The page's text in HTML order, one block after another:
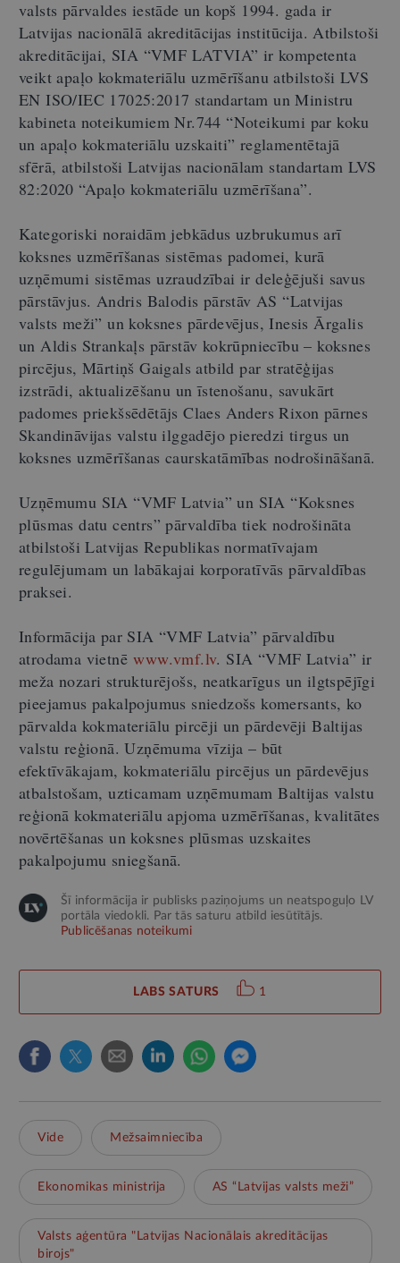
valsts pārvaldes iestāde un kopš 1994. gada ir
Latvijas nacionālā akreditācijas institūcija. Atbilstoši
akreditācijai, SIA “VMF LATVIA” ir kompetenta
veikt apaļo kokmateriālu uzmērīšanu atbilstoši LVS
EN ISO/IEC 17025:2017 standartam un Ministru
kabineta noteikumiem Nr.744 “Noteikumi par koku
un apaļo kokmateriālu uzskaiti” reglamentētajā
sfērā, atbilstoši Latvijas nacionālam standartam LVS
82:2020 “Apaļo kokmateriālu uzmērīšana”.
Kategoriski noraidām jebkādus uzbrukumus arī
koksnes uzmērīšanas sistēmas padomei, kurā
uzņēmumi sistēmas uzraudzībai ir deleģējuši savus
pārstāvjus. Andris Balodis pārstāv AS “Latvijas
valsts meži” un koksnes pārdevējus, Inesis Ārgalis
un Aldis Strankaļs pārstāv kokrūpniecību – koksnes
pircējus, Mārtiņš Gaigals atbild par stratēģijas
izstrādi, aktualizēšanu un īstenošanu, savukārt
padomes priekšsēdētājs Claes Anders Rixon pārnes
Skandināvijas valstu ilggadējo pieredzi tirgus un
koksnes uzmērīšanas caurskatāmības nodrošināšanā.
Uzņēmumu SIA “VMF Latvia” un SIA “Koksnes
plūsmas datu centrs” pārvaldība tiek nodrošināta
atbilstoši Latvijas Republikas normatīvajam
regulējumam un labākajai korporatīvās pārvaldības
praksei.
Informācija par SIA “VMF Latvia” pārvaldību
atrodama vietnē www.vmf.lv. SIA “VMF Latvia” ir
meža nozari strukturējošs, neatkarīgus un ilgtspējīgi
pieejamus pakalpojumus sniedzošs komersants, ko
pārvalda kokmateriālu pircēji un pārdevēji Baltijas
valstu reģionā. Uzņēmuma vīzija – būt
efektīvākajam, kokmateriālu pircējus un pārdevējus
atbalstošam, uzticamam uzņēmumam Baltijas valstu
reģionā kokmateriālu apjoma uzmērīšanas, kvalitātes
novērtēšanas un koksnes plūsmas uzskaites
pakalpojumu sniegšanā.
Šī informācija ir publisks paziņojums un neatspoguļo LV
portāla viedokli. Par tās saturu atbild iesūtītājs.
Publicēšanas noteikumi
LABS SATURS 1
Vide Mežsaimniecība
Ekonomikas ministrija AS “Latvijas valsts meži”
Valsts aģentūra "Latvijas Nacionālais akreditācijas
birojs"